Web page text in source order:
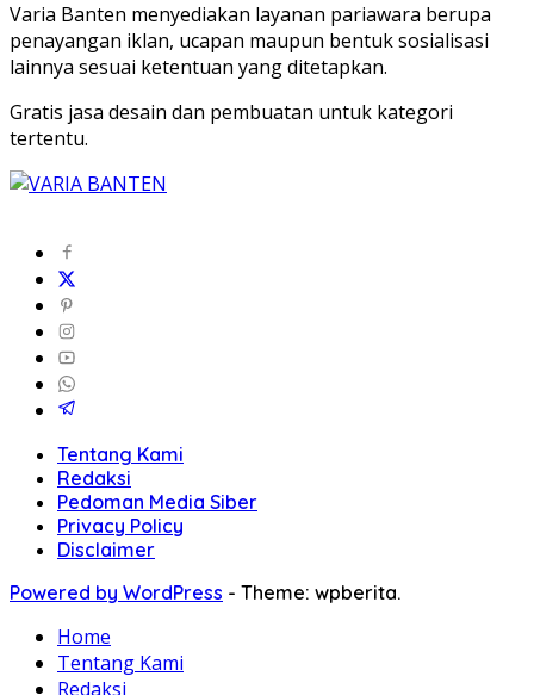
Varia Banten menyediakan layanan pariawara berupa
penayangan iklan, ucapan maupun bentuk sosialisasi
lainnya sesuai ketentuan yang ditetapkan.
Gratis jasa desain dan pembuatan untuk kategori
tertentu.
Tentang Kami
Redaksi
Pedoman Media Siber
Privacy Policy
Disclaimer
Powered by WordPress - Theme: wpberita.
Home
Tentang Kami
Redaksi